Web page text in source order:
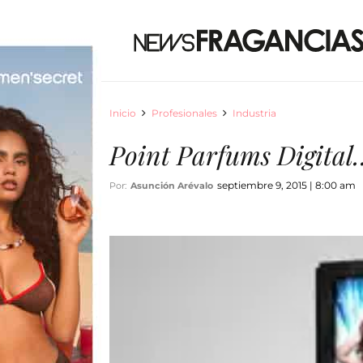
Inicio Profesionales Industria
Point Parfums
Por: Asunción Arévalo septiembre 9, 2015 | 8:00 am